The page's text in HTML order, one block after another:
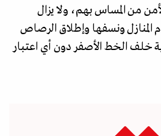
من المساس بهم، ولا يزال
ونسفها وإطلاق الرصاص
خلف الخط الأصفر دون أي اعتبار